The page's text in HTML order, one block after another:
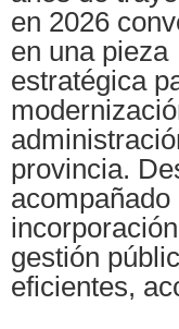
en 2026
en una pieza
estratégica
provincia.
gestión
eficientes,